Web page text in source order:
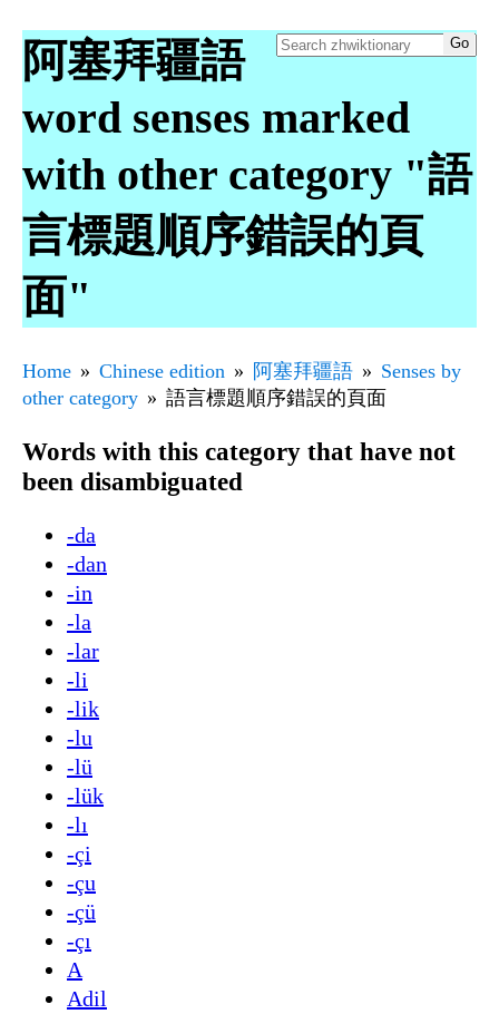
阿塞拜疆語
word senses marked
with other category "語
言標題順序錯誤的頁
面"
Home Chinese edition 阿塞拜疆語
Senses by
other category
語言標題順序錯誤的頁面
Words with this category that have not
been disambiguated
-da
-dan
-in
-la
-lar
-li
-lik
-lu
-lü
-lük
-lı
-çi
-çu
-çü
-çı
A
Adil